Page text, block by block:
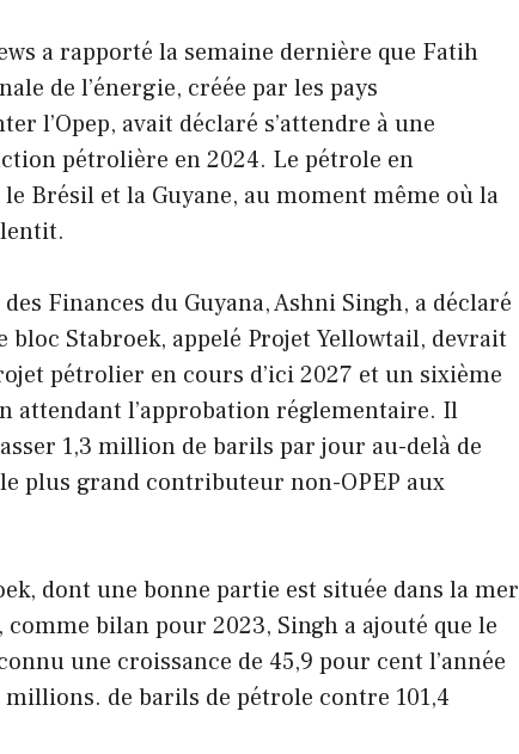
a rapporté la semaine dernière que Fatih
de l’énergie, créée par les pays
l’Opep, avait déclaré s’attendre à une
pétrolière en 2024. Le pétrole en
Brésil et la Guyane, au moment même où la
Finances du Guyana, Ashni Singh, a déclaré
bloc Stabroek, appelé Projet Yellowtail, devrait
pétrolier en cours d’ici 2027 et un sixième
attendant l’approbation réglementaire. Il
1,3 million de barils par jour au-delà de
plus grand contributeur non-OPEP aux
dont une bonne partie est située dans la mer
bilan pour 2023, Singh a ajouté que le
une croissance de 45,9 pour cent l’année
de barils de pétrole contre 101,4